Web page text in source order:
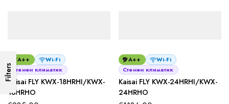
Filters
A++
Wi-Fi
Стенен климатик
Kaisai FLY KWX-18HRHI/KWX-
18HRHO
A++
Wi-Fi
Стенен климатик
Kaisai FLY KWX-24HRHI/KWX-
24HRHO